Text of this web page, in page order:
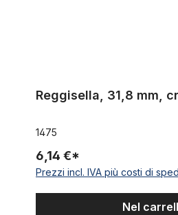
Reggisella, 31,8 mm,
1475
6,14 €*
Prezzi incl. IVA più costi di
Nel